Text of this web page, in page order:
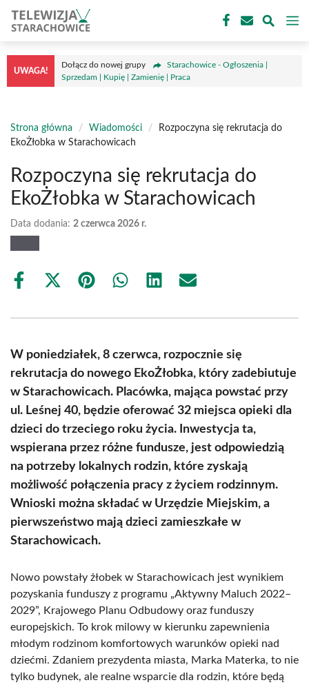
treści
UWAGA!
Dołącz do nowej grupy
Starachowice - Ogłoszenia |
Sprzedam | Kupię | Zamienię | Praca
Strona główna / Wiadomości /
Rozpoczyna się rekrutacja do
EkoŻłobka w Starachowicach
Rozpoczyna się rekrutacja do
EkoŻłobka w Starachowicach
Data dodania: 2 czerwca 2026 r.
Share
Share
(Twitter)
Share Share Share Share
W poniedziałek, 8 czerwca, rozpocznie się
rekrutacja do nowego EkoŻłobka, który zadebiutuje
w Starachowicach. Placówka, mająca powstać przy
ul. Leśnej 40, będzie oferować 32 miejsca opieki dla
dzieci do trzeciego roku życia. Inwestycja ta,
wspierana przez różne fundusze, jest odpowiedzią
na potrzeby lokalnych rodzin, które zyskają
możliwość połączenia pracy z życiem rodzinnym.
Wnioski można składać w Urzędzie Miejskim, a
pierwszeństwo mają dzieci zamieszkałe w
Starachowicach.
Nowo powstały żłobek w Starachowicach jest wynikiem
pozyskania funduszy z programu „Aktywny Maluch 2022–
2029”, Krajowego Planu Odbudowy oraz funduszy
europejskich. To krok milowy w kierunku zapewnienia
młodym rodzinom komfortowych warunków opieki nad
dziećmi. Zdaniem prezydenta miasta, Marka Materka, to nie
tylko budynek, ale realne wsparcie dla rodzin, które będą